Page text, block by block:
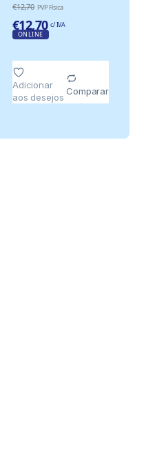
€12,70 PVP Física
€12,70 c/ IVA
ONLINE
Adicionar
aos desejos
Comparar